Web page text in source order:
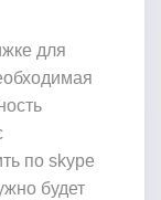
для
по skype
будет